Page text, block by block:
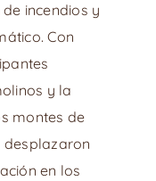
incendios y
Con
y la
montes de
desplazaron
en los